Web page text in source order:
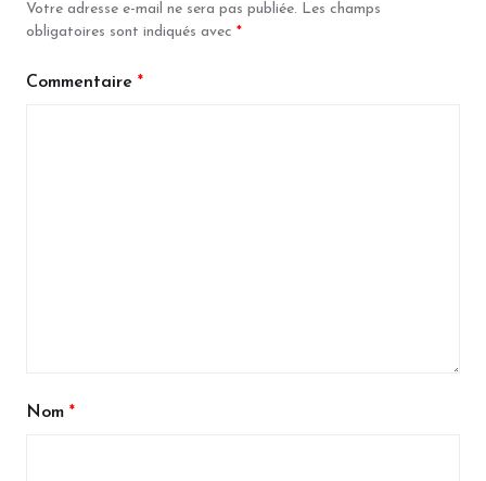
Votre adresse e-mail ne sera pas publiée. Les champs
obligatoires sont indiqués avec *
Commentaire *
Nom *